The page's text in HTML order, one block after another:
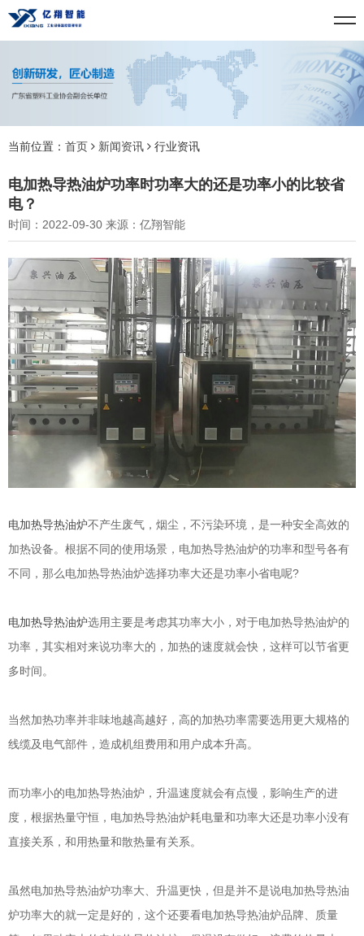
当前位置： 首页 新闻资讯 行业资讯
电加热导热油炉功率时功率大的还是功率小的比较省
电？
时间：2022-09-30 来源：亿翔智能
电加热导热油炉不产生废气，烟尘，不污染环境，是一种安全高效的
加热设备。根据不同的使用场景，电加热导热油炉的功率和型号各有
不同，那么电加热导热油炉选择功率大还是功率小省电呢?
电加热导热油炉选用主要是考虑其功率大小，对于电加热导热油炉的
功率，其实相对来说功率大的，加热的速度就会快，这样可以节省更
多时间。
当然加热功率并非味地越高越好，高的加热功率需要选用更大规格的
线缆及电气部件，造成机组费用和用户成本升高。
而功率小的电加热导热油炉，升温速度就会有点慢，影响生产的进
度，根据热量守恒，电加热导热油炉耗电量和功率大还是功率小没有
直接关系，和用热量和散热量有关系。
虽然电加热导热油炉功率大、升温更快，但是并不是说电加热导热油
炉功率大的就一定是好的，这个还要看电加热导热油炉品牌、质量